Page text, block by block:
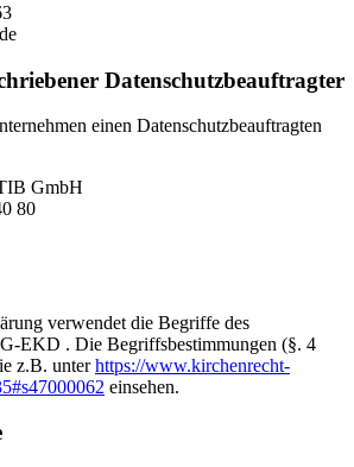
Datenschutzbeauftragter
einen Datenschutzbeauftragten
GmbH
80
verwendet die Begriffe des
EKD . Die Begriffsbestimmungen (§. 4
z.B. unterhttps://www.kirchenrecht-
einsehen.